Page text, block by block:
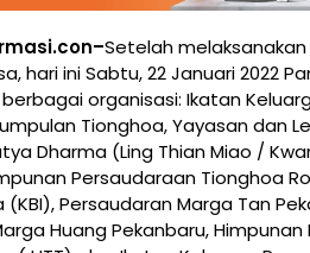
Setelah
hari ini Sabtu, 22 Januari 2022
organisasi: Ikatan
Tionghoa, Yayasan dan
Dharma (Ling Thian Miao /
Persaudaraan Tionghoa
Persaudaran Marga Tan
Huang Pekanbaru,